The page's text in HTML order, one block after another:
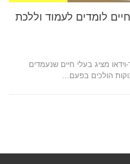
לומדים לעמוד וללכת
מציג בעלי חיים שנעמדים
הולכים בפעם…